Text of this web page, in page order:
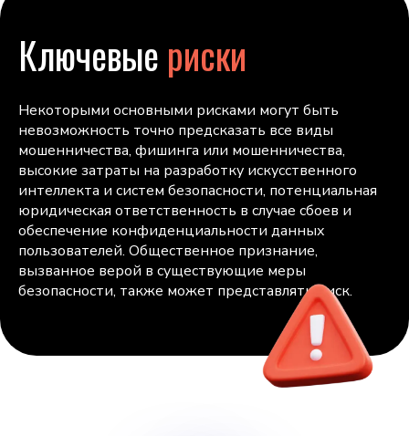
Ключевые риски
Некоторыми основными рисками могут быть
невозможность точно предсказать все виды
мошенничества, фишинга или мошенничества,
высокие затраты на разработку искусственного
интеллекта и систем безопасности, потенциальная
юридическая ответственность в случае сбоев и
обеспечение конфиденциальности данных
пользователей. Общественное признание,
вызванное верой в существующие меры
безопасности, также может представлять риск.